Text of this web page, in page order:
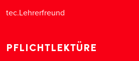
tec.Lehrerfreund
PFLICHTLEKTÜRE